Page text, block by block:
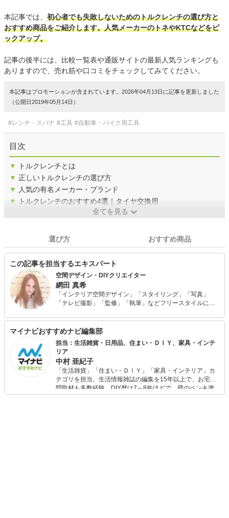
本記事では、 初心者でも失敗しないためのトルクレンチの選び方と
おすすめ商品をご紹介します。人気メーカーのトネやKTCなどをピ
ックアップ。
記事の後半には、比較一覧表や通販サイトの最新人気ランキングも
ありますので、売れ筋や口コミをチェックしてみてください。
本記事はプロモーションが含まれています。2026年04月13日に記事を更新しました
（公開日2019年05月14日）
#レンチ・スパナ #工具 #自動車・バイク用工具
目次
▼
トルクレンチとは
▼ 正しいトルクレンチの選び方
▼
人気の有名メーカー・ブランド
▼
トルクレンチのおすすめ4選｜タイヤ交換用
全てを見る
選び方 おすすめ商品
この記事を担当するエキスパート
空間デザイン・DIYクリエイター
網田 真希
「インテリア空間デザイン」「スタイリング」「写真」
「テレビ撮影」「監修」「執筆」などフリースタイルにて
ベーション、古材、流木などを使った家具作りが話題とな
り、様々なメディアにて取り上げられている。 幼少期から
物作りが好きで、何でもまず作ってみる、やってみる精
神、そんな好きが高じて、趣味から現在のお仕事に発展。
マイナビおすすめナビ編集部
担当：生活雑貨・日用品、住まい・ＤＩＹ、家具・インテ
リア
中村 亜紀子
「生活雑貨」「住まい・ＤＩＹ」「家具・インテリア」カ
テゴリを担当。生活情報雑誌の編集を15年以上で、お宅訪
問取材も多数経験。DIY歴は7～8年ほどで、壁のペンキ塗
りや壁紙チェンジなどもチャレンジ済み。初心者でもモノ